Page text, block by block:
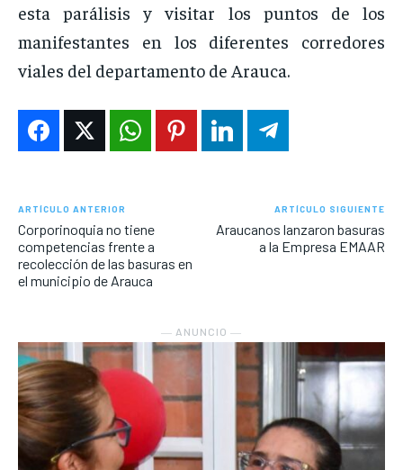
esta parálisis y visitar los puntos de los
manifestantes en los diferentes corredores
viales del departamento de Arauca.
ARTÍCULO ANTERIOR
Corporinoquia no tiene
competencias frente a
recolección de las basuras en
el municipio de Arauca
ARTÍCULO SIGUIENTE
Araucanos lanzaron basuras
a la Empresa EMAAR
― ANUNCIO ―